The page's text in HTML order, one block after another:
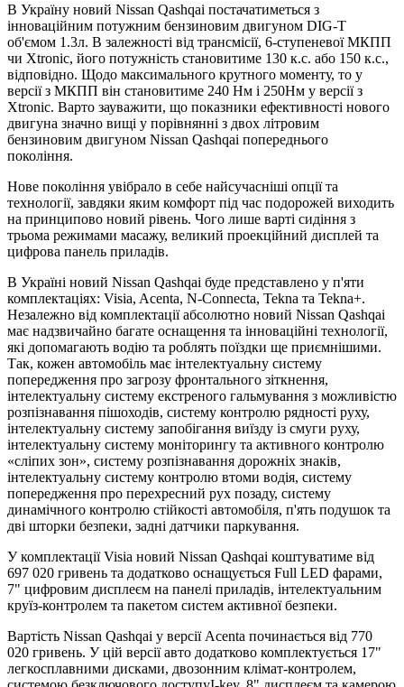
В Україну новий Nissan Qashqai постачатиметься з
інноваційним потужним бензиновим двигуном DIG-T
об'ємом 1.3л. В залежності від трансмісії, 6-ступеневої МКПП
чи Xtronic, його потужність становитиме 130 к.с. або 150 к.с.,
відповідно. Щодо максимального крутного моменту, то у
версії з МКПП він становитиме 240 Нм і 250Нм у версії з
Xtronic. Варто зауважити, що показники ефективності нового
двигуна значно вищі у порівнянні з двох літровим
бензиновим двигуном Nissan Qashqai попереднього
покоління.
Нове покоління увібрало в себе найсучасніші опції та
технології, завдяки яким комфорт під час подорожей виходить
на принципово новий рівень. Чого лише варті сидіння з
трьома режимами масажу, великий проекційний дисплей та
цифрова панель приладів.
В Україні новий Nissan Qashqai буде представлено у п'яти
комплектаціях: Visia, Acenta, N-Connecta, Tekna та Tekna+.
Незалежно від комплектації абсолютно новий Nissan Qashqai
має надзвичайно багате оснащення та інноваційні технології,
які допомагають водію та роблять поїздки ще приємнішими.
Так, кожен автомобіль має інтелектуальну систему
попередження про загрозу фронтального зіткнення,
інтелектуальну систему екстреного гальмування з можливістю
розпізнавання пішоходів, систему контролю рядності руху,
інтелектуальну систему запобігання виїзду із смуги руху,
інтелектуальну систему моніторингу та активного контролю
«сліпих зон», систему розпізнавання дорожніх знаків,
інтелектуальну систему контролю втоми водія, систему
попередження про перехресний рух позаду, систему
динамічного контролю стійкості автомобіля, п'ять подушок та
дві шторки безпеки, задні датчики паркування.
У комплектації Visia новий Nissan Qashqai коштуватиме від
697 020 гривень та додатково оснащується Full LED фарами,
7" цифровим дисплеєм на панелі приладів, інтелектуальним
круїз-контролем та пакетом систем активної безпеки.
Вартість Nissan Qashqai у версії Acenta починається від 770
020 гривень. У цій версії авто додатково комплектується 17"
легкосплавними дисками, двозонним клімат-контролем,